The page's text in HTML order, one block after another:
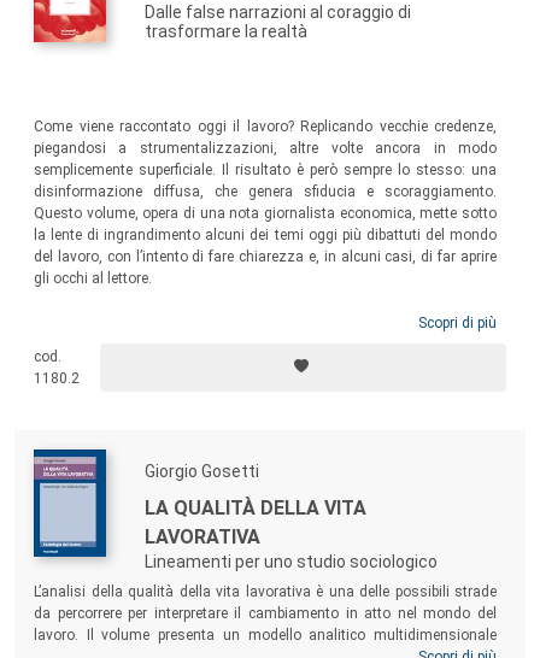
Dalle false narrazioni al coraggio di
trasformare la realtà
Come viene raccontato oggi il lavoro? Replicando vecchie credenze,
piegandosi a strumentalizzazioni, altre volte ancora in modo
semplicemente superficiale. Il risultato è però sempre lo stesso: una
disinformazione diffusa, che genera sfiducia e scoraggiamento.
Questo volume, opera di una nota giornalista economica, mette sotto
la lente di ingrandimento alcuni dei temi oggi più dibattuti del mondo
del lavoro, con l’intento di fare chiarezza e, in alcuni casi, di far aprire
gli occhi al lettore.
Scopri di più
cod.
1180.2
Giorgio Gosetti
LA QUALITÀ DELLA VITA
LAVORATIVA
Lineamenti per uno studio sociologico
L’analisi della qualità della vita lavorativa è una delle possibili strade
da percorrere per interpretare il cambiamento in atto nel mondo del
lavoro. Il volume presenta un modello analitico multidimensionale